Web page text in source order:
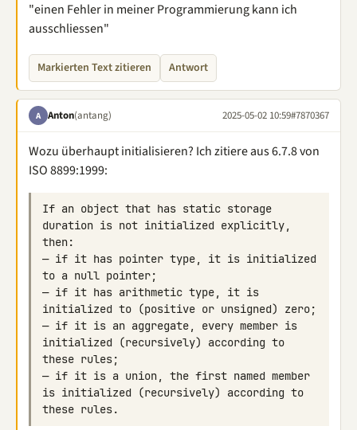
"einen Fehler in meiner Programmierung kann ich
ausschliessen"
Markierten Text zitieren Antwort
A Anton(antang) 2025-05-02 10:59#7870367
Wozu überhaupt initialisieren? Ich zitiere aus 6.7.8 von
ISO 8899:1999:
If an object that has static storage
— if it has pointer type, it is initialized
— if it has arithmetic type, it is
— if it is an aggregate, every member is
initialized (recursively) according to
— if it is a union, the first named member
is initialized (recursively) according to